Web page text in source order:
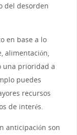
del desorden
en base a lo
alimentación,
una prioridad a
puedes
recursos
de interés.
anticipación son